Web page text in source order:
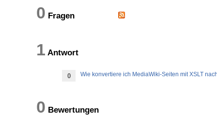
0 Fragen
1 Antwort
0 Wie konvertiere ich MediaWiki-Seiten mit XSLT
0 Bewertungen